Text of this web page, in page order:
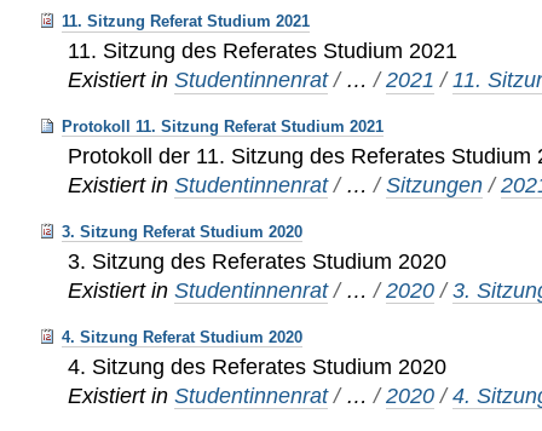
11. Sitzung Referat Studium 2021
11. Sitzung des Referates Studium 2021
Existiert in Studentinnenrat / …/2021 /11.
Protokoll 11. Sitzung Referat Studium 2021
Protokoll der 11. Sitzung des Referates Studium
Existiert in Studentinnenrat / …/Sitzungen /
3. Sitzung Referat Studium 2020
3. Sitzung des Referates Studium 2020
Existiert in Studentinnenrat / …/2020 /3.
4. Sitzung Referat Studium 2020
4. Sitzung des Referates Studium 2020
Existiert in Studentinnenrat / …/2020 /4.